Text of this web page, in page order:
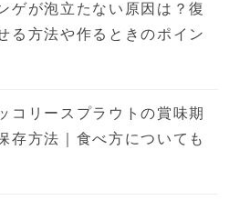
ゲが泡立たない原因は？復
る方法や作るときのポイン
コリースプラウトの賞味期
存方法｜食べ方についても